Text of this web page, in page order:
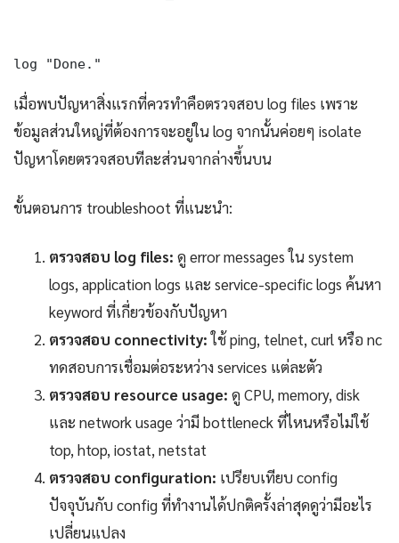
log "Done."
เมื่อพบปัญหาสิ่งแรกที่ควรทำคือตรวจสอบ log files เพราะ
ข้อมูลส่วนใหญ่ที่ต้องการจะอยู่ใน log จากนั้นค่อยๆ isolate
ปัญหาโดยตรวจสอบทีละส่วนจากล่างขึ้นบน
ขั้นตอนการ troubleshoot ที่แนะนำ:
ตรวจสอบ log files: ดู error messages ใน system
logs, application logs และ service-specific logs ค้นหา
keyword ที่เกี่ยวข้องกับปัญหา
ตรวจสอบ connectivity:ใช้ ping, telnet, curl หรือ nc
ทดสอบการเชื่อมต่อระหว่าง services แต่ละตัว
ตรวจสอบ resource usage: ดู CPU, memory, disk
และ network usage ว่ามี bottleneck ที่ไหนหรือไม่ใช้
top, htop, iostat, netstat
ตรวจสอบ configuration: เปรียบเทียบ config
ปัจจุบันกับ config ที่ทำงานได้ปกติครั้งล่าสุดดูว่ามีอะไร
เปลี่ยนแปลง